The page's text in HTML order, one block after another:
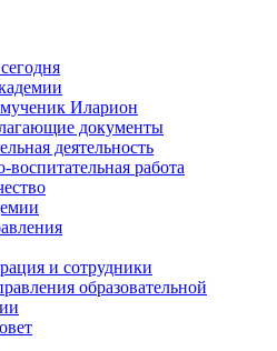
Иларион
документы
деятельность
работа
и сотрудники
образовательной